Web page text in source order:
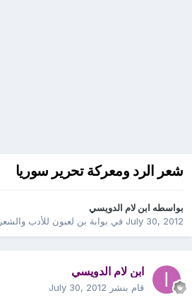
شعر الرد ومعركة تحرير سوريا
بواسطه ابن لام الدويسي
July 30, 2012في بوابة بن لعبون للأدب والشعر
ابن لام الدويسي
قام بنشر July 30, 2012